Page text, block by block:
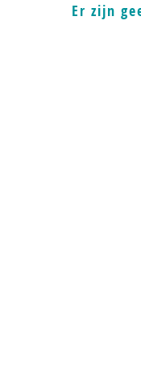
Er zijn